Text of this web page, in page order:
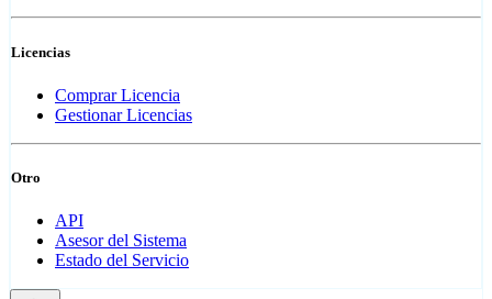
Licencias
Comprar Licencia
Gestionar Licencias
Otro
API
Asesor del Sistema
Estado del Servicio